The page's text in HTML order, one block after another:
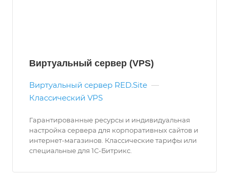
Виртуальный сервер (VPS)
Виртуальный сервер RED.Site —
Классический VPS
Гарантированные ресурсы и индивидуальная
настройка сервера для корпоративных сайтов и
интернет-магазинов. Классические тарифы или
специальные для 1С-Битрикс.